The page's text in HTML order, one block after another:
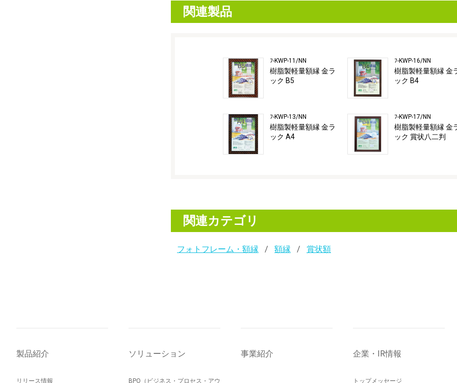
関連製品
ﾌ-KWP-11/NN
樹脂製軽量額縁 金ラ
ック B5
ﾌ-KWP-13/NN
樹脂製軽量額縁 金ラ
ック A4
ﾌ-KWP-16/NN
樹脂製軽量額縁 金
ック B4
ﾌ-KWP-17/NN
樹脂製軽量額縁 金
ック 賞状八二判
関連カテゴリ
フォトフレーム・額縁 額縁 賞状額
製品紹介
リリース情報
ソリューション
BPO（ビジネス・プロセス・アウ
事業紹介 企業・IR情報
トップメッセージ